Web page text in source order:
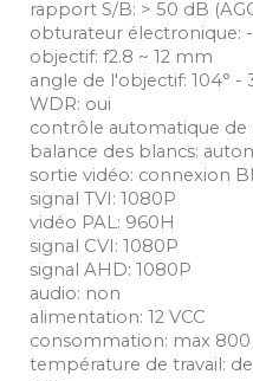
rapport S/B: > 50 dB
obturateur électronique: -
objectif: f2.8 ~ 12 mm
angle de l'objectif: 104° -
WDR: oui
contrôle automatique de
balance des blancs:
sortie vidéo: connexion
signal TVI: 1080P
vidéo PAL: 960H
signal CVI: 1080P
signal AHD: 1080P
audio: non
alimentation: 12 VCC
consommation: max
température de travail: de